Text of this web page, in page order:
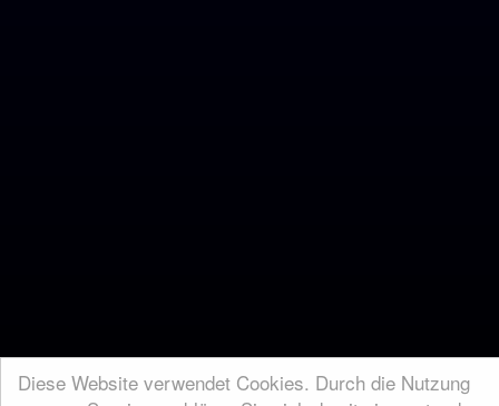
Diese Website verwendet Cookies. Durch die Nutzung